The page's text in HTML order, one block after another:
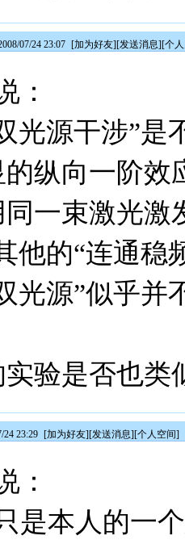
07/24 23:07 [加为好友][发送消息][个
：
光源干涉”是
纵向一阶效
一束激光激
他的“连通稳
光源”似乎并
验是否也类
24 23:29 [加为好友][发送消息][个人空间]
：
是本人的一